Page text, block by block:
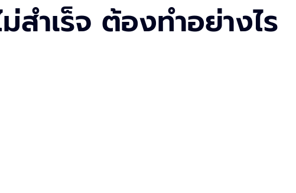
สำเร็จ ต้องทำอย่างไร